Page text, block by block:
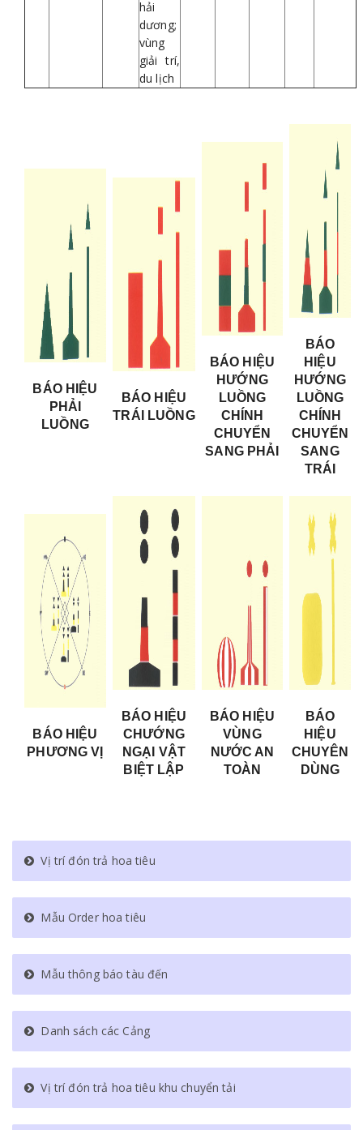
hải
dương;
vùng
giải trí,
du lịch
BÁO HIỆU
PHẢI
LUỒNG
BÁO HIỆU
TRÁI LUỒNG
BÁO HIỆU
HƯỚNG
LUỒNG
CHÍNH
CHUYỂN
SANG PHẢI
BÁO
HIỆU
HƯỚNG
LUỒNG
CHÍNH
CHUYỂN
SANG
TRÁI
BÁO HIỆU
PHƯƠNG VỊ
BÁO HIỆU
CHƯỚNG
NGẠI VẬT
BIỆT LẬP
BÁO HIỆU
VÙNG
NƯỚC AN
TOÀN
BÁO
HIỆU
CHUYÊN
DÙNG
Vị trí đón trả hoa tiêu
Mẫu Order hoa tiêu
Mẫu thông báo tàu đến
Danh sách các Cảng
Vị trí đón trả hoa tiêu khu chuyển tải